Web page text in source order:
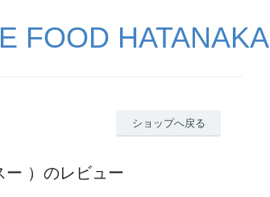
FOOD HATANAKA
ショップへ戻る
ー ）のレビュー